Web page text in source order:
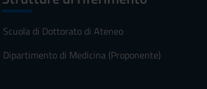
Scuola di Dottorato di Ateneo
Dipartimento di Medicina (Proponente)